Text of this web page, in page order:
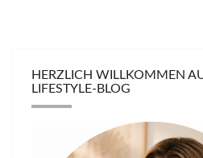
HERZLICH WILLKOMMEN
LIFESTYLE-BLOG